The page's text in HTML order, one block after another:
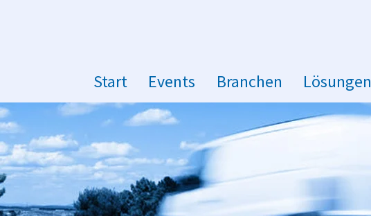
Start Events Branchen Lösungen